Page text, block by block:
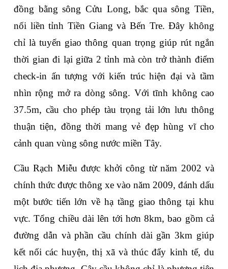
đồng bằng sông Cửu Long, bắc qua sông Tiền,
nối liền tỉnh Tiền Giang và Bến Tre. Đây không
chỉ là tuyến giao thông quan trọng giúp rút ngắn
thời gian đi lại giữa 2 tỉnh mà còn trở thành điểm
check-in ấn tượng với kiến trúc hiện đại và tầm
nhìn rộng mở ra dòng sông. Với tĩnh không cao
37.5m, cầu cho phép tàu trọng tải lớn lưu thông
thuận tiện, đồng thời mang vẻ đẹp hùng vĩ cho
cảnh quan vùng sông nước miền Tây.
Cầu Rạch Miễu được khởi công từ năm 2002 và
chính thức được thông xe vào năm 2009, đánh dấu
một bước tiến lớn về hạ tầng giao thông tại khu
vực. Tổng chiều dài lên tới hơn 8km, bao gồm cả
đường dẫn và phần cầu chính dài gần 3km giúp
kết nối các huyện, thị xã và thúc đẩy kinh tế, du